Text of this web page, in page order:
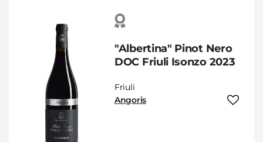
"Albertina" Pinot Nero
DOC Friuli Isonzo 2023
Friuli
Angoris